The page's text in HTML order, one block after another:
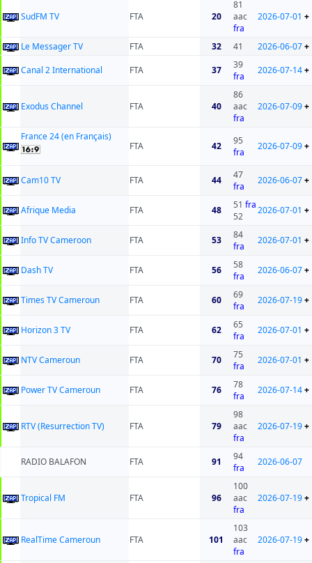
SudFM TV FTA 20
81
aac
fra
2026-07-01 +
Le Messager TV FTA 32 41 2026-06-07+
Canal 2 International
FTA 37
39
fra
2026-07-14+
Exodus Channel FTA 40
86
aac
fra
2026-07-09+
France 24 (en Français)
FTA
42
95
fra
2026-07-09+
Cam10 TV FTA 44
47
fra
2026-06-07+
Afrique Media FTA 48 51 fra
52
2026-07-01 +
Info TV Cameroon FTA 53
84
fra
2026-07-01 +
Dash TV FTA 56
58
fra
2026-06-07+
Times TV Cameroun FTA 60
69
fra
2026-07-19+
Horizon 3 TV FTA 62
65
fra
2026-07-01 +
NTV Cameroun FTA 70
75
fra
2026-07-01 +
Power TV Cameroun FTA 76
78
fra
2026-07-14+
RTV (Resurrection TV) FTA 79
98
aac
fra
2026-07-19+
RADIO BALAFON FTA 91
94
fra
2026-06-07
Tropical FM FTA 96
100
aac
fra
2026-07-19+
RealTime Cameroun FTA 101
103
aac
fra
2026-07-19+